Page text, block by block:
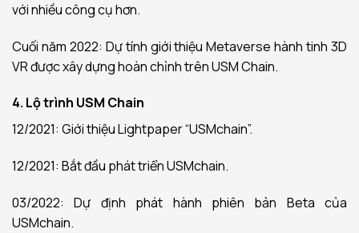
với nhiều công cụ hơn.
Cuối năm 2022: Dự tính giới thiệu Metaverse hành tinh 3D
VR được xây dựng hoàn chỉnh trên USM Chain.
4. Lộ trình USM Chain
12/2021: Giới thiệu Lightpaper “USMchain”.
12/2021: Bắt đầu phát triển USMchain.
03/2022: Dự định phát hành phiên bản Beta của
USMchain.